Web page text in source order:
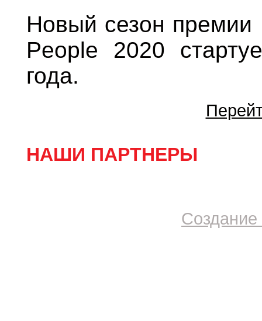
Новый сезон премии
People 2020
года.
НАШИ ПАРТНЕРЫ
Создание